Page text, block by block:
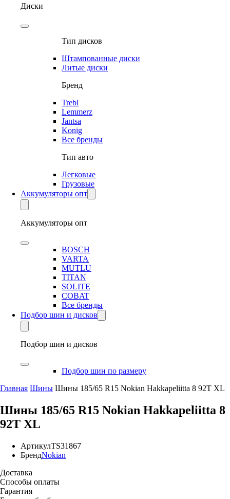
Диски
Тип дисков
Штампованные диски
Литые диски
Бренд
Trebl
Lemmerz
Jantsa
Konig
Все бренды
Тип авто
Легковые
Грузовые
Аккумуляторы опт
Аккумуляторы опт
BOSCH
VARTA
MUTLU
TITAN
SOLITE
COBAT
Все бренды
Подбор шин и дисков
Подбор шин и дисков
Подбор шин по размеру
Главная Шины Шины 185/65 R15 Nokian Hakkapeliitta 8 92T XL
Шины 185/65 R15 Nokian Hakkapeliitta 8
92T XL
АртикулTS31867
БрендNokian
Доставка
Способы оплаты
Гарантия